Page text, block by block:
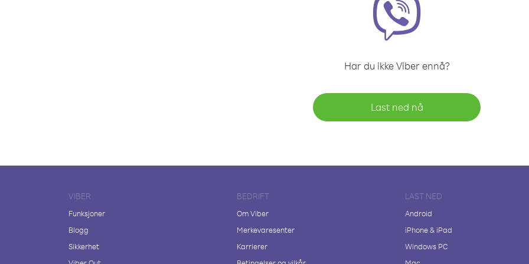
Har du ikke Viber ennå?
Last ned nå
VIBER
Funksjoner
Blogg
Sikkerhet
BEDRIFT
Om Viber
Merkevaresenter
Karrierer
LAST NED
Android
iPhone & iPad
Windows PC